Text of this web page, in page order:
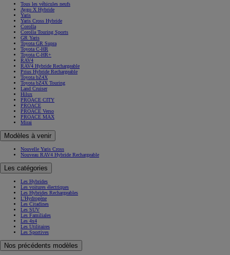
Tous les véhicules neufs
Aygo X Hybride
Yaris
Yaris Cross Hybride
Corolla
Corolla Touring Sports
GR Yaris
Toyota GR Supra
Toyota C-HR
Toyota C-HR+
RAV4
RAV4 Hybride Rechargeable
Prius Hybride Rechargeable
Toyota bZ4X
Toyota bZ4X Touring
Land Cruiser
Hilux
PROACE CITY
PROACE
PROACE Verso
PROACE MAX
Mirai
Modèles à venir
Nouvelle Yaris Cross
Nouveau RAV4 Hybride Rechargeable
Les catégories
Les Hybrides
Les voitures électriques
Les Hybrides Rechargeables
L'Hydrogène
Les Citadines
Les SUV
Les Familiales
Les 4x4
Les Utilitaires
Les Sportives
Nos précédents modèles